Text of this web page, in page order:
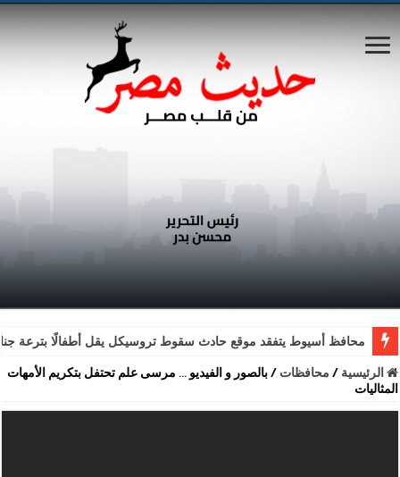
محافظ أسيوط يتفقد موقع حادث سقوط تروسيكل يقل أطفالًا بترعة
الرئيسية / محافظات /بالصور و الفيديو … مرسى علم تحتفل بتكريم الأمهات
المثاليات